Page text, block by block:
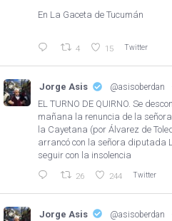
En La Gaceta de Tucumán
4 15 Twitter
Jorge Asis @asisoberdan
EL TURNO DE QUIRNO. Se
mañana la renuncia de la
la Cayetana (por Álvarez de
arrancó con la señora diputada
seguir con la insolencia
26 244 Twitter
Jorge Asis @asisoberdan